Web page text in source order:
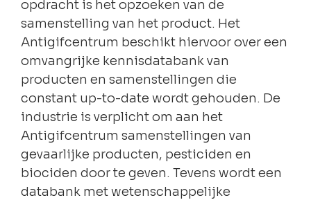
opdracht is het opzoeken van de
samenstelling van het product. Het
Antigifcentrum beschikt hiervoor over een
omvangrijke kennisdatabank van
producten en samenstellingen die
constant up-to-date wordt gehouden. De
industrie is verplicht om aan het
Antigifcentrum samenstellingen van
gevaarlijke producten, pesticiden en
biociden door te geven. Tevens wordt een
databank met wetenschappelijke